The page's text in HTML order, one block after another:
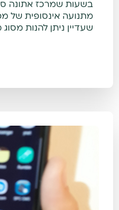
בשעות שמרכז אתונה
מתנועה אינסופית של
שעדיין ניתן להנות